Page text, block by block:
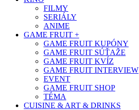
FILMY
SERIÁLY
ANIME
GAME FRUIT +
GAME FRUIT KUPÓNY
GAME FRUIT SÚŤAŽE
GAME FRUIT KVÍZ
GAME FRUIT INTERVIEW
EVENT
GAME FRUIT SHOP
TÉMA
CUISINE & ART & DRINKS